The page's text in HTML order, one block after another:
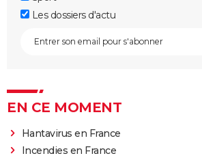
Les dossiers d'actu
EN CE MOMENT
Hantavirus en France
Incendies en France